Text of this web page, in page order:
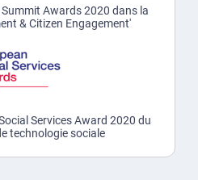
Summit Awards 2020 dans la
& Citizen Engagement'
Services Award 2020 du
technologie sociale